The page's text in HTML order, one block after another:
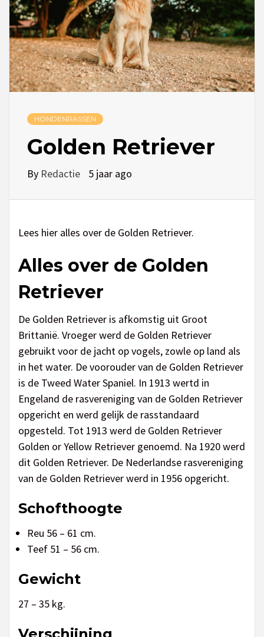
HONDENRASSEN
Golden Retriever
By Redactie 5 jaar ago
Lees hier alles over de Golden Retriever.
Alles over de Golden
Retriever
De Golden Retriever is afkomstig uit Groot
Brittanië. Vroeger werd de Golden Retriever
gebruikt voor de jacht op vogels, zowle op land als
in het water. De voorouder van de Golden Retriever
is de Tweed Water Spaniel. In 1913 wertd in
Engeland de rasvereniging van de Golden Retriever
opgericht en werd gelijk de rasstandaard
opgesteld. Tot 1913 werd de Golden Retriever
Golden or Yellow Retriever genoemd. Na 1920 werd
dit Golden Retriever. De Nederlandse rasvereniging
van de Golden Retriever werd in 1956 opgericht.
Schofthoogte
Reu 56 – 61 cm.
Teef 51 – 56 cm.
Gewicht
27 – 35 kg.